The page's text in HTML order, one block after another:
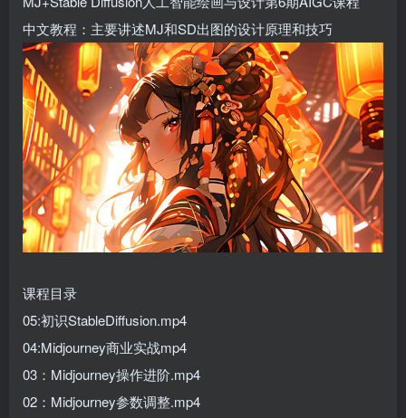
中文教程：主要讲述MJ和SD出图的设计原理和技巧
课程目录
05:初识StableDiffusion.mp4
04:Midjourney商业实战mp4
03：Midjourney操作进阶.mp4
02：Midjourney参数调整.mp4